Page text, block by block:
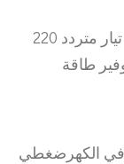
يقوم مولد الموجات فوق الصوتية بتحويل تيار متردد 220
طاقة
الكهرضغطي